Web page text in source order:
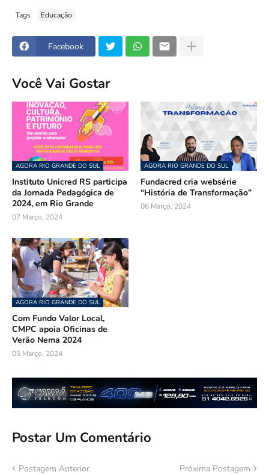
Tags Educação
Facebook
Você Vai Gostar
AGORA RIO GRANDE DO SUL
Instituto Unicred RS participa
da Jornada Pedagógica de
2024, em Rio Grande
07 Março, 2024
AGORA RIO GRANDE DO SUL
Fundacred cria websérie
“História de Transformação”
06 Março, 2024
AGORA RIO GRANDE DO SUL
Com Fundo Valor Local,
CMPC apoia Oficinas de
Verão Nema 2024
05 Março, 2024
Postar Um Comentário
Postagem Anterior Próxima Postagem